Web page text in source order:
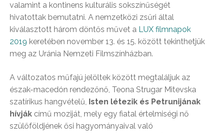
valamint a kontinens kulturális sokszínűségét
hivatottak bemutatni. A nemzetközi zsűri által
kiválasztott három döntős művet a LUX filmnapok
2019 keretében november 13. és 15. között tekinthetjük
meg az Uránia Nemzeti Filmszínházban.
A változatos műfajú jelöltek között megtaláljuk az
észak-macedón rendezőnő, Teona Strugar Mitevska
szatírikus hangvételű, Isten létezik és Petrunijának
hívják című moziját, mely egy fiatal értelmiségi nő
szülőföldjének ősi hagyományaival való